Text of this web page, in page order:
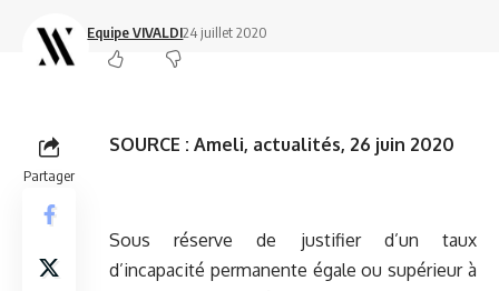
Equipe VIVALDI24 juillet 2020
Partager
SOURCE : Ameli, actualités, 26 juin 2020
Sous réserve de justifier d’un taux
d’incapacité permanente égale ou supérieur à